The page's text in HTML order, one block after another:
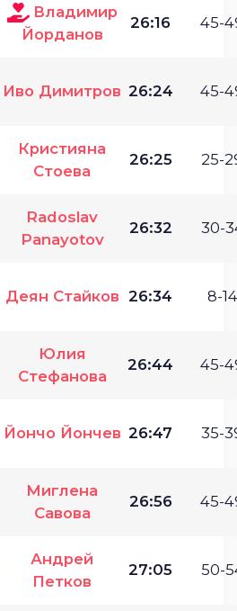
Владимир
Йорданов
26:16 45-
Иво Димитров 26:24 45-
Кристияна
Стоева
26:25 25-
Radoslav
Panayotov
26:32 30-
Деян Стайков 26:34 8-
Юлия
Стефанова
26:44 45-
Йончо Йончев 26:47 35-
Миглена
Савова
26:56 45-
Андрей
Петков
27:05 50-